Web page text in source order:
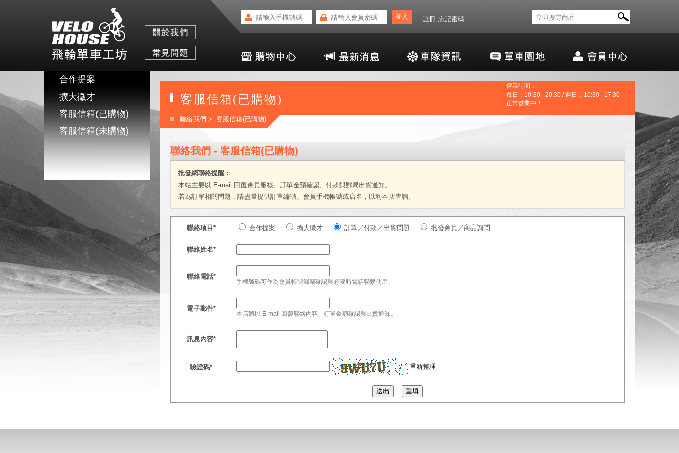
註冊 忘記密碼
合作提案
擴大徵才
客服信箱(已購物)
客服信箱(未購物)
客服信箱(已購物)
營業時間：
每日：10:30 - 20:30 / 週日：10:30 - 17:30
正常營業中！
聯絡我們 > 客服信箱(已購物)
聯絡我們 - 客服信箱(已購物)
批發網聯絡提醒：
本站主要以 E-mail 回覆會員審核、訂單金額確認、付款與郵局出貨通知。
若為訂單相關問題，請盡量提供訂單編號、會員手機帳號或店名，以利本店查詢。
聯絡項目 * 合作提案 擴大徵才 訂單／付款／出貨問題 批發會員／商品詢問
聯絡姓名*
聯絡電話*
手機號碼可作為會員帳號歸屬確認與必要時電話聯繫使用。
電子郵件*
本店將以 E-mail 回覆聯絡內容、訂單金額確認與出貨通知。
訊息內容*
驗證碼* 重新整理